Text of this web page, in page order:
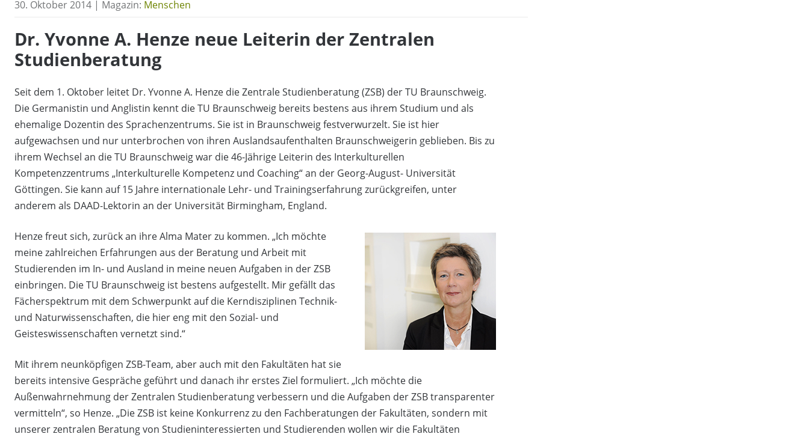
30. Oktober 2014 | Magazin: Menschen
Dr. Yvonne A. Henze neue Leiterin der Zentralen
Studienberatung
Seit dem 1. Oktober leitet Dr. Yvonne A. Henze die Zentrale Studienberatung (ZSB) der TU Braunschweig.
Die Germanistin und Anglistin kennt die TU Braunschweig bereits bestens aus ihrem Studium und als
ehemalige Dozentin des Sprachenzentrums. Sie ist in Braunschweig festverwurzelt. Sie ist hier
aufgewachsen und nur unterbrochen von ihren Auslandsaufenthalten Braunschweigerin geblieben. Bis zu
ihrem Wechsel an die TU Braunschweig war die 46-Jährige Leiterin des Interkulturellen
Kompetenzzentrums „Interkulturelle Kompetenz und Coaching“ an der Georg-August- Universität
Göttingen. Sie kann auf 15 Jahre internationale Lehr- und Trainingserfahrung zurückgreifen, unter
anderem als DAAD-Lektorin an der Universität Birmingham, England.
Henze freut sich, zurück an ihre Alma Mater zu kommen. „Ich möchte
meine zahlreichen Erfahrungen aus der Beratung und Arbeit mit
Studierenden im In- und Ausland in meine neuen Aufgaben in der ZSB
einbringen. Die TU Braunschweig ist bestens aufgestellt. Mir gefällt das
Fächerspektrum mit dem Schwerpunkt auf die Kerndisziplinen Technik-
und Naturwissenschaften, die hier eng mit den Sozial- und
Geisteswissenschaften vernetzt sind.“
Mit ihrem neunköpfigen ZSB-Team, aber auch mit den Fakultäten hat sie
bereits intensive Gespräche geführt und danach ihr erstes Ziel formuliert. „Ich möchte die
Außenwahrnehmung der Zentralen Studienberatung verbessern und die Aufgaben der ZSB transparenter
vermitteln“, so Henze. „Die ZSB ist keine Konkurrenz zu den Fachberatungen der Fakultäten, sondern mit
unserer zentralen Beratung von Studieninteressierten und Studierenden wollen wir die Fakultäten